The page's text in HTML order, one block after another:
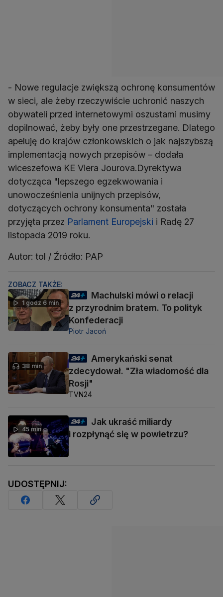
- Nowe regulacje zwiększą ochronę konsumentów
w sieci, ale żeby rzeczywiście uchronić naszych
obywateli przed internetowymi oszustami musimy
dopilnować, żeby były one przestrzegane. Dlatego
apeluję do krajów członkowskich o jak najszybszą
implementacją nowych przepisów – dodała
wiceszefowa KE Viera Jourova.Dyrektywa
dotycząca "lepszego egzekwowania i
unowocześnienia unijnych przepisów,
dotyczących ochrony konsumenta" została
przyjęta przez Parlament Europejski i Radę 27
listopada 2019 roku.
Autor: tol / Źródło: PAP
ZOBACZ TAKŻE:
1 godz 6 min
Machulski mówi o relacji
z przyrodnim bratem. To polityk
Konfederacji
Piotr Jacoń
38 min
Amerykański senat
zdecydował. "Zła wiadomość dla
Rosji"
TVN24
45 min
Jak ukraść miliardy
i rozpłynąć się w powietrzu?
UDOSTĘPNIJ: